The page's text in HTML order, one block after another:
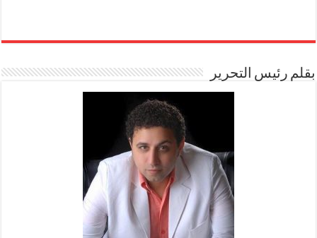
بقلم رئيس التحرير